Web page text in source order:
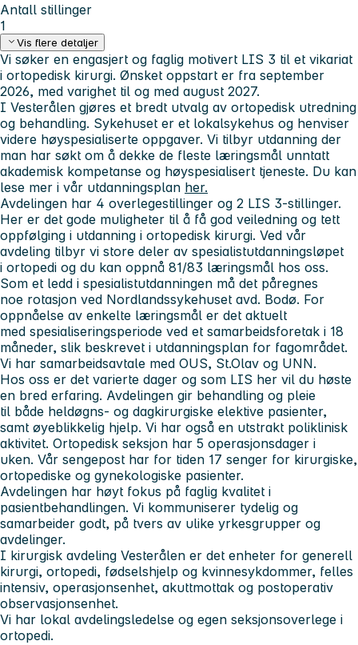
Antall stillinger
1
Vis flere detaljer
Vi søker en engasjert og faglig motivert LIS 3 til et vikariat
i ortopedisk kirurgi. Ønsket oppstart er fra september
2026, med varighet til og med august 2027.
I Vesterålen gjøres et bredt utvalg av ortopedisk utredning
og behandling. Sykehuset er et lokalsykehus og henviser
videre høyspesialiserte oppgaver. Vi tilbyr utdanning der
man har søkt om å dekke de fleste læringsmål unntatt
akademisk kompetanse og høyspesialisert tjeneste. Du kan
lese mer i vår utdanningsplan her.
Avdelingen har 4 overlegestillinger og 2 LIS 3-stillinger.
Her er det gode muligheter til å få god veiledning og tett
oppfølging i utdanning i ortopedisk kirurgi. Ved vår
avdeling tilbyr vi store deler av spesialistutdanningsløpet
i ortopedi og du kan oppnå 81/83 læringsmål hos oss.
Som et ledd i spesialistutdanningen må det påregnes
noe rotasjon ved Nordlandssykehuset avd. Bodø. For
oppnåelse av enkelte læringsmål er det aktuelt
med spesialiseringsperiode ved et samarbeidsforetak i 18
måneder, slik beskrevet i utdanningsplan for fagområdet.
Vi har samarbeidsavtale med OUS, St.Olav og UNN.
Hos oss er det varierte dager og som LIS her vil du høste
en bred erfaring. Avdelingen gir behandling og pleie
til både heldøgns- og dagkirurgiske elektive pasienter,
samt øyeblikkelig hjelp. Vi har også en utstrakt poliklinisk
aktivitet. Ortopedisk seksjon har 5 operasjonsdager i
uken. Vår sengepost har for tiden 17 senger for kirurgiske,
ortopediske og gynekologiske pasienter.
Avdelingen har høyt fokus på faglig kvalitet i
pasientbehandlingen. Vi kommuniserer tydelig og
samarbeider godt, på tvers av ulike yrkesgrupper og
avdelinger.
I kirurgisk avdeling Vesterålen er det enheter for generell
kirurgi, ortopedi, fødselshjelp og kvinnesykdommer, felles
intensiv, operasjonsenhet, akuttmottak og postoperativ
observasjonsenhet.
Vi har lokal avdelingsledelse og egen seksjonsoverlege i
ortopedi.